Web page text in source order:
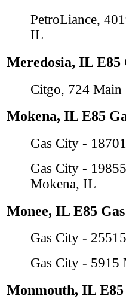
PetroLiance,
IL
Meredosia, IL E85
Citgo, 724 Main
Mokena, IL E85
Gas City -
Gas City -
Mokena, IL
Monee, IL E85
Gas City -
Gas City - 5915
Monmouth, IL